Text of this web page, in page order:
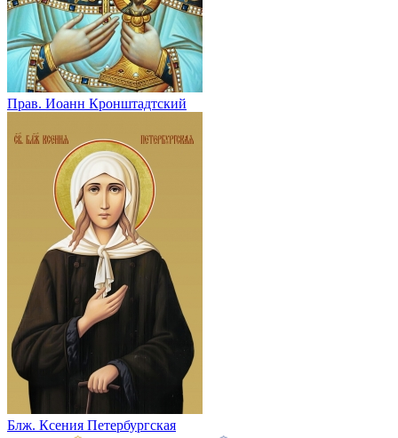
Прав. Иоанн Кронштадтский
Блж. Ксения Петербургская